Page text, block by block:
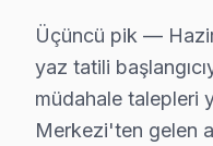
Beylikdüzü
Dijitsu televizyon
Neden bu kadar
• Ortalama 1-2 saat
Üçüncü pik —
yaz tatili
müdahale talepleri
Merkezi'ten gelen